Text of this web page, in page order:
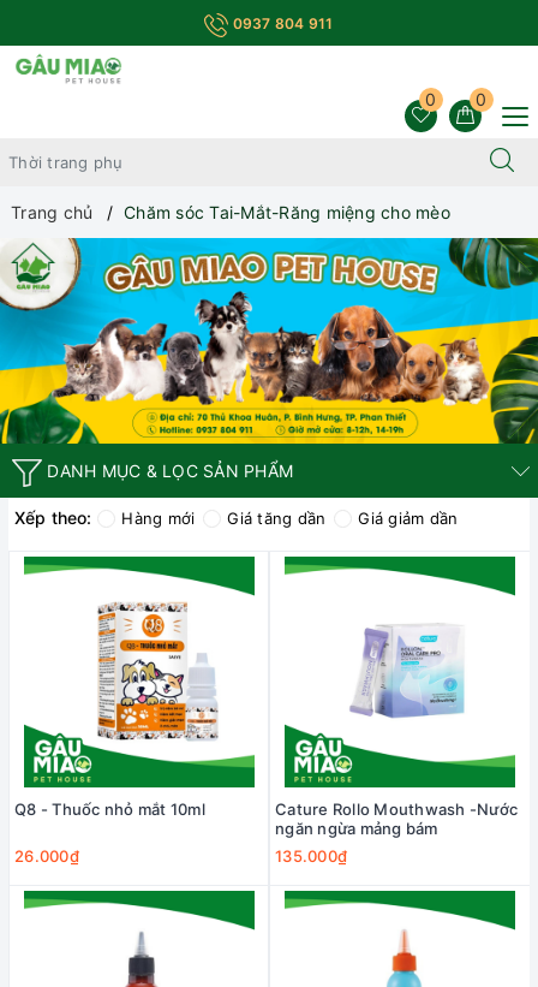
0937 804 911
0
0
Trang chủ Chăm sóc Tai-Mắt-Răng miệng cho mèo
DANH MỤC & LỌC SẢN PHẨM
Xếp theo: Hàng mới Giá tăng dần Giá giảm dần
Q8 - Thuốc nhỏ mắt 10ml
26.000₫
Cature Rollo Mouthwash -Nước
ngăn ngừa mảng bám
135.000₫